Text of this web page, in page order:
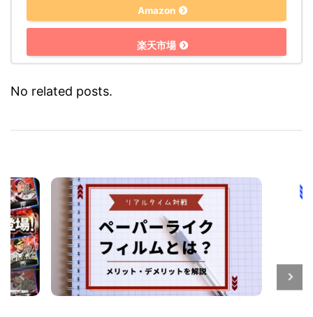
Amazon
楽天市場
No related posts.